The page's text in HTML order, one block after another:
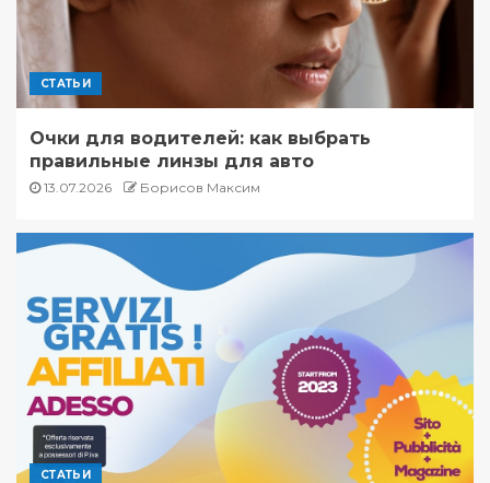
СТАТЬИ
Очки для водителей: как выбрать
правильные линзы для авто
13.07.2026 Борисов Максим
СТАТЬИ